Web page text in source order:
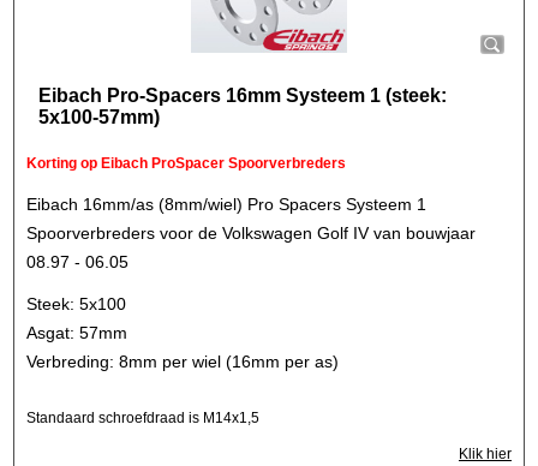
Eibach Pro-Spacers 16mm Systeem 1 (steek:
5x100-57mm)
Korting op Eibach ProSpacer Spoorverbreders
Eibach 16mm/as (8mm/wiel) Pro Spacers Systeem 1
Spoorverbreders voor de Volkswagen Golf IV van bouwjaar
08.97 - 06.05
Steek: 5x100
Asgat: 57mm
Verbreding: 8mm per wiel (16mm per as)
Standaard schroefdraad is M14x1,5
Klik hier